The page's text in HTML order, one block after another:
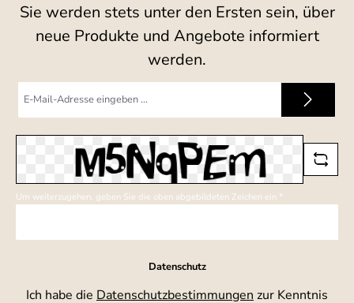
Sie werden stets unter den Ersten sein, über
neue Produkte und Angebote informiert
werden.
Mail-
Um weiterzugehen, geben Sie die oben abgebildeten Zeichen ein *
Datenschutz
Ich habe die Datenschutzbestimmungen zur Kenntnis